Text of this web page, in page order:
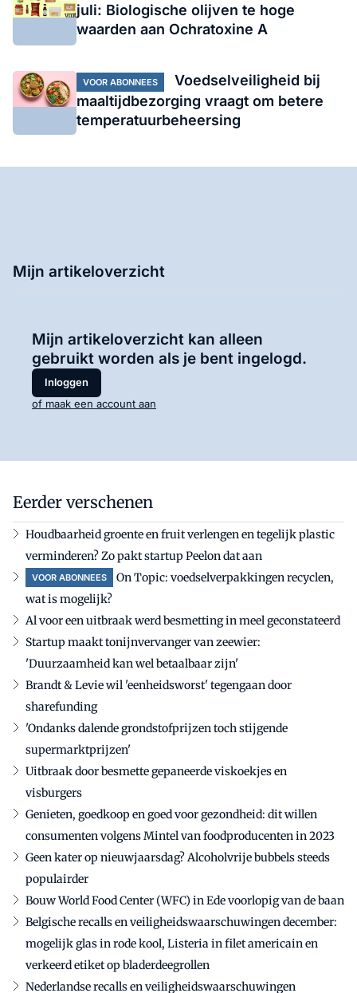
juli: Biologische olijven te hoge
waarden aan Ochratoxine A
VOOR ABONNEES
Voedselveiligheid bij
maaltijdbezorging vraagt om betere
temperatuurbeheersing
Mijn artikeloverzicht
Mijn artikeloverzicht kan alleen
gebruikt worden als je bent ingelogd.
Inloggen
of maak een account aan
Eerder verschenen
Houdbaarheid groente en fruit verlengen en tegelijk plastic
verminderen? Zo pakt startup Peelon dat aan
VOOR ABONNEES
On Topic: voedselverpakkingen recyclen,
wat is mogelijk?
Al voor een uitbraak werd besmetting in meel geconstateerd
Startup maakt tonijnvervanger van zeewier:
'Duurzaamheid kan wel betaalbaar zijn'
Brandt & Levie wil 'eenheidsworst' tegengaan door
sharefunding
'Ondanks dalende grondstofprijzen toch stijgende
supermarktprijzen'
Uitbraak door besmette gepaneerde viskoekjes en
visburgers
Genieten, goedkoop en goed voor gezondheid: dit willen
consumenten volgens Mintel van foodproducenten in 2023
Geen kater op nieuwjaarsdag? Alcoholvrije bubbels steeds
populairder
Bouw World Food Center (WFC) in Ede voorlopig van de baan
Belgische recalls en veiligheidswaarschuwingen december:
mogelijk glas in rode kool, Listeria in filet americain en
verkeerd etiket op bladerdeegrollen
Nederlandse recalls en veiligheidswaarschuwingen